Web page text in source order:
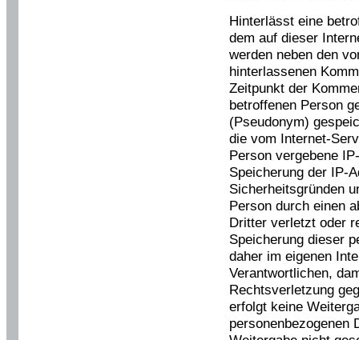
Hinterlässt eine
dem auf dieser
werden neben den
hinterlassenen
Zeitpunkt der
betroffenen Person
(Pseudonym)
die vom Internet-
Person vergebene
Speicherung der IP-
Sicherheitsgründen
Person durch einen
Dritter verletzt oder
Speicherung dieser
daher im eigenen
Verantwortlichen,
Rechtsverletzung
erfolgt keine
personenbezogenen